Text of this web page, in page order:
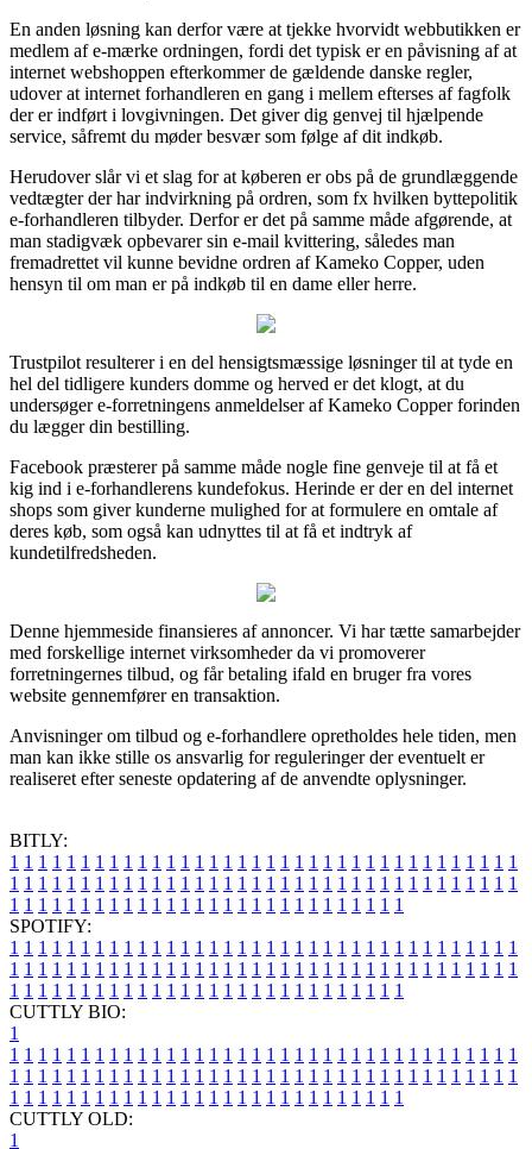
En anden løsning kan derfor være at tjekke hvorvidt webbutikken er
medlem af e-mærke ordningen, fordi det typisk er en påvisning af at
internet webshoppen efterkommer de gældende danske regler,
udover at internet forhandleren en gang i mellem efterses af fagfolk
der er indført i lovgivningen. Det giver dig genvej til hjælpende
service, såfremt du møder besvær som følge af dit indkøb.
Herudover slår vi et slag for at køberen er obs på de grundlæggende
vedtægter der har indvirkning på ordren, som fx hvilken byttepolitik
e-forhandleren tilbyder. Derfor er det på samme måde afgørende, at
man stadigvæk opbevarer sin e-mail kvittering, således man
fremadrettet vil kunne bevidne ordren af Kameko Copper, uden
hensyn til om man er på indkøb til en dame eller herre.
Trustpilot resulterer i en del hensigtsmæssige løsninger til at tyde en
hel del tidligere kunders domme og herved er det klogt, at du
undersøger e-forretningens anmeldelser af Kameko Copper forinden
du lægger din bestilling.
Facebook præsterer på samme måde nogle fine genveje til at få et
kig ind i e-forhandlerens kundefokus. Herinde er der en del internet
shops som giver kunderne mulighed for at formulere en omtale af
deres køb, som også kan udnyttes til at få et indtryk af
kundetilfredsheden.
Denne hjemmeside finansieres af annoncer. Vi har tætte samarbejder
med forskellige internet virksomheder da vi promoverer
forretningernes tilbud, og får betaling ifald en bruger fra vores
website gennemfører en transaktion.
Anvisninger om tilbud og e-forhandlere opretholdes hele tiden, men
man kan ikke stille os ansvarlig for reguleringer der eventuelt er
realiseret efter seneste opdatering af de anvendte oplysninger.
BITLY:
1 1 1 1 1 1 1 1 1 1 1 1 1 1 1 1 1 1 1 1 1 1 1 1 1 1 1 1 1 1 1 1 1 1 1 1
1 1 1 1 1 1 1 1 1 1 1 1 1 1 1 1 1 1 1 1 1 1 1 1 1 1 1 1 1 1 1 1 1 1 1 1
1 1 1 1 1 1 1 1 1 1 1 1 1 1 1 1 1 1 1 1 1 1 1 1 1 1 1 1
SPOTIFY:
1 1 1 1 1 1 1 1 1 1 1 1 1 1 1 1 1 1 1 1 1 1 1 1 1 1 1 1 1 1 1 1 1 1 1 1
1 1 1 1 1 1 1 1 1 1 1 1 1 1 1 1 1 1 1 1 1 1 1 1 1 1 1 1 1 1 1 1 1 1 1 1
1 1 1 1 1 1 1 1 1 1 1 1 1 1 1 1 1 1 1 1 1 1 1 1 1 1 1 1
CUTTLY BIO:
1
1 1 1 1 1 1 1 1 1 1 1 1 1 1 1 1 1 1 1 1 1 1 1 1 1 1 1 1 1 1 1 1 1 1 1 1
1 1 1 1 1 1 1 1 1 1 1 1 1 1 1 1 1 1 1 1 1 1 1 1 1 1 1 1 1 1 1 1 1 1 1 1
1 1 1 1 1 1 1 1 1 1 1 1 1 1 1 1 1 1 1 1 1 1 1 1 1 1 1 1
CUTTLY OLD:
1